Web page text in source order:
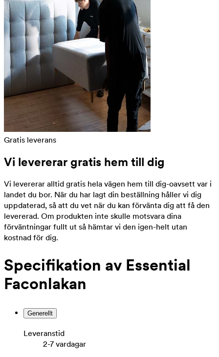
Gratis leverans
Vi levererar gratis hem till dig
Vi levererar alltid gratis hela vägen hem till dig-oavsett var i
landet du bor. När du har lagt din beställning håller vi dig
uppdaterad, så att du vet när du kan förvänta dig att få den
levererad. Om produkten inte skulle motsvara dina
förväntningar fullt ut så hämtar vi den igen-helt utan
kostnad för dig.
Specifikation av Essential
Faconlakan
Generellt
Leveranstid
2-7 vardagar